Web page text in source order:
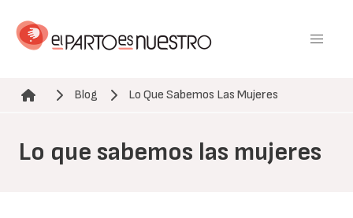
contenido
Ruta de navegación
Blog Lo Que Sabemos Las Mujeres
Lo que sabemos las mujeres